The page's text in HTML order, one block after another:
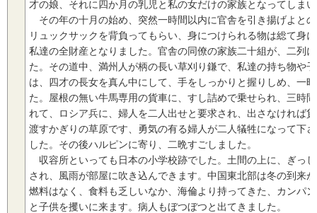
才の娘、それに四か月の乳児と私の女だけの家族となってしま
その年の十月の始め、突然一時間以内に官舎を引き揚げよと
リュックサックを背負ってもらい、身につけられる物は総て身
私達の全財産となりました。官舎の同僚の家族二十組が、二列
た。その道中、満州人が柄の長い草刈り鎌で、私達の持ち物や
は、四才の長女を真ん中にして、手をしっかりと握りしめ、一
た。屋根の無い牛馬専用の貨車に、すし詰めで乗せられ、三時
れて、ロシア兵に、婦人を二人出せと要求され、出さなければ
渡すかぎりの草原です、勇気の有る婦人が二人犠牲になって下
した。その後ハルピンに寄り、二晩すごしました。
収容所といっても日本の小学校跡でした。土間の上に、ぎっ
され、風雨が部屋に吹き込んできます。中国東北部は冬の到来
燃料はなく、食料も乏しいなか、海倫より持ってきた、カンパ
と子供を攫いに来ます。病人もぼつぼつと出てきました。